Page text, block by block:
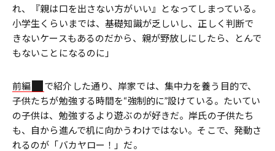
れ、『親は口を出さない方がいい』となってしまっている。
小学生くらいまでは、基礎知識が乏しいし、正しく判断で
きないケースもあるのだから、親が野放しにしたら、とんで
もないことになるのに」
前編
で紹介した通り、岸家では、集中力を養う目的で、
子供たちが勉強する時間を“強制的に”設けている。たいてい
の子供は、勉強するより遊ぶのが好きだ。岸氏の子供たち
も、自から進んで机に向かうわけではない。そこで、発動さ
れるのが「バカヤロー！」だ。